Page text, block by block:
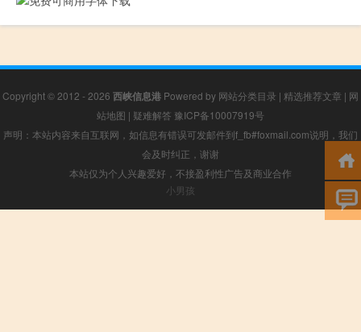
Copyright © 2012 - 2026 西峡信息港 Powered by 网站分类目录 | 精选推荐文章 | 网
站地图 | 疑难解答 豫ICP备10007919号
声明：本站内容来自互联网，如信息有错误可发邮件到f_fb#foxmail.com说明，我们
会及时纠正，谢谢
本站仅为个人兴趣爱好，不接盈利性广告及商业合作
小男孩